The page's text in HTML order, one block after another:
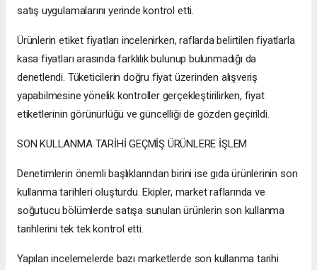
satış uygulamalarını yerinde kontrol etti.
Ürünlerin etiket fiyatları incelenirken, raflarda belirtilen fiyatlarla
kasa fiyatları arasında farklılık bulunup bulunmadığı da
denetlendi. Tüketicilerin doğru fiyat üzerinden alışveriş
yapabilmesine yönelik kontroller gerçekleştirilirken, fiyat
etiketlerinin görünürlüğü ve güncelliği de gözden geçirildi.
SON KULLANMA TARİHİ GEÇMİŞ ÜRÜNLERE İŞLEM
Denetimlerin önemli başlıklarından birini ise gıda ürünlerinin son
kullanma tarihleri oluşturdu. Ekipler, market raflarında ve
soğutucu bölümlerde satışa sunulan ürünlerin son kullanma
tarihlerini tek tek kontrol etti.
Yapılan incelemelerde bazı marketlerde son kullanma tarihi